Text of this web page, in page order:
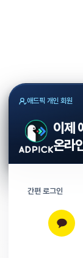
애드픽 개인 회원
이제
온라
간편 로그인